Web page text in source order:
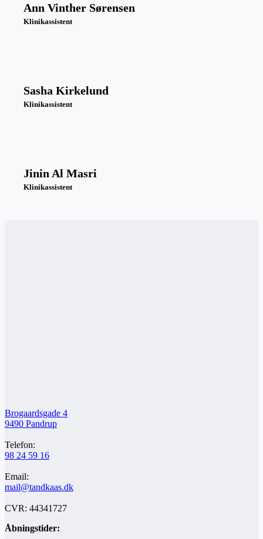
Ann Vinther Sørensen
Klinikassistent
Sasha Kirkelund
Klinikassistent
Jinin Al Masri
Klinikassistent
Brogaardsgade 4
9490 Pandrup
Telefon:
98 24 59 16
Email:
mail@tandkaas.dk
CVR: 44341727
Åbningstider: